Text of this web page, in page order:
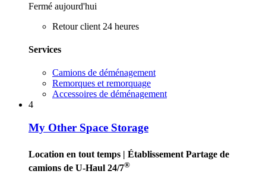
Fermé aujourd'hui
Retour client 24 heures
Services
Camions de déménagement
Remorques et remorquage
Accessoires de déménagement
4
My Other Space Storage
Location en tout temps | Établissement Partage de
camions de U-Haul 24/7®